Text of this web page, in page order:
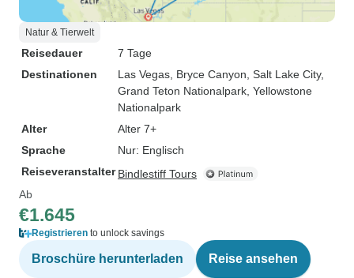
Natur & Tierwelt
Reisedauer
7 Tage
Destinationen
Las Vegas , Bryce Canyon , Salt Lake City,
Grand Teton Nationalpark , Yellowstone
Nationalpark
Alter
Alter 7+
Sprache
Nur: Englisch
Reiseveranstalter Bindlestiff Tours
Ab
€1.645
Registrieren to unlock savings
Broschüre herunterladen Reise ansehen